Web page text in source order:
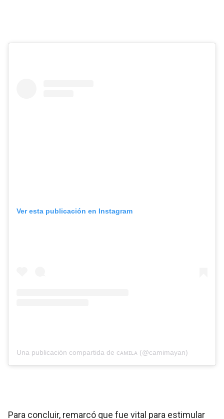
Ver esta publicación en Instagram
Una publicación compartida de ᴄᴀᴍɪʟᴀ (@camimayan)
Para concluir, remarcó que fue vital para estimular